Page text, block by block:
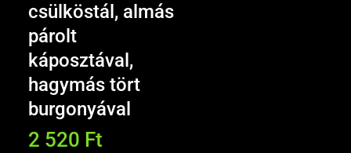
csülköstál, almás
párolt
káposztával,
hagymás tört
burgonyával
2 520 Ft